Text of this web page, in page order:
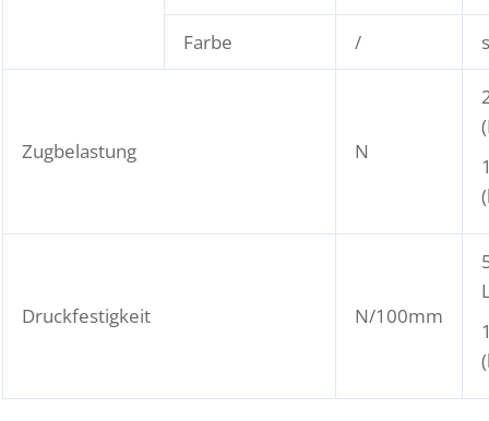
Farbe /
Zugbelastung N
Druckfestigkeit N/100mm